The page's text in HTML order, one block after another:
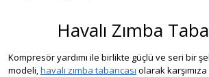
Havalı Zımba
Kompresör yardımı ile birlikte güçlü ve seri bir
modeli,havalı zımba tabancası olarak